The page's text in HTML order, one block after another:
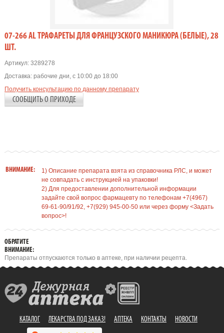
07-266 AL ТРАФАРЕТЫ ДЛЯ ФРАНЦУЗСКОГО МАНИКЮРА (БЕЛЫЕ), 28
ШТ.
Артикул:3289278
Доставка: рабочие дни, с 10:00 до 18:00
Получить консультацию по данному препарату
СООБЩИТЬ О ПРИХОДЕ
ВНИМАНИЕ:
1) Описание препарата взята из справочника РЛС, и может
не совпадать с инструкцией на упаковки!
2) Для предоставлении дополнительной информации
задайте свой вопрос фармацевту по телефонам +7(4967)
69-61-90/91/92, +7(929) 945-00-50 или через форму <Задать
вопрос>!
ОБРАТИТЕ
ВНИМАНИЕ:
Препараты отпускаются только в аптеке, при наличии рецепта.
КАТАЛОГ ЛЕКАРСТВА ПОД ЗАКАЗ! АПТЕКА КОНТАКТЫ НОВОСТИ